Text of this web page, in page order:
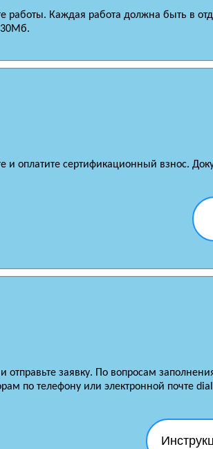
работы. Каждая работа должна быть в
30Мб.
и оплатите сертификационный взнос.
отправьте заявку. По вопросам
по телефону или электронной почте